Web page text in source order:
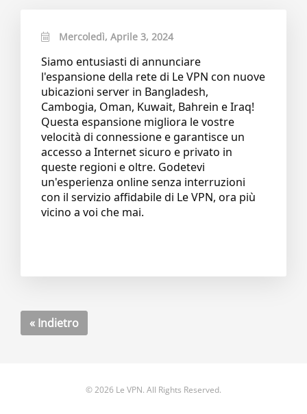
Mercoledì, Aprile 3, 2024
Siamo entusiasti di annunciare
l'espansione della rete di Le VPN con nuove
ubicazioni server in Bangladesh,
Cambogia, Oman, Kuwait, Bahrein e Iraq!
Questa espansione migliora le vostre
velocità di connessione e garantisce un
accesso a Internet sicuro e privato in
queste regioni e oltre. Godetevi
un'esperienza online senza interruzioni
con il servizio affidabile di Le VPN, ora più
vicino a voi che mai.
« Indietro
© 2026 Le VPN. All Rights Reserved.